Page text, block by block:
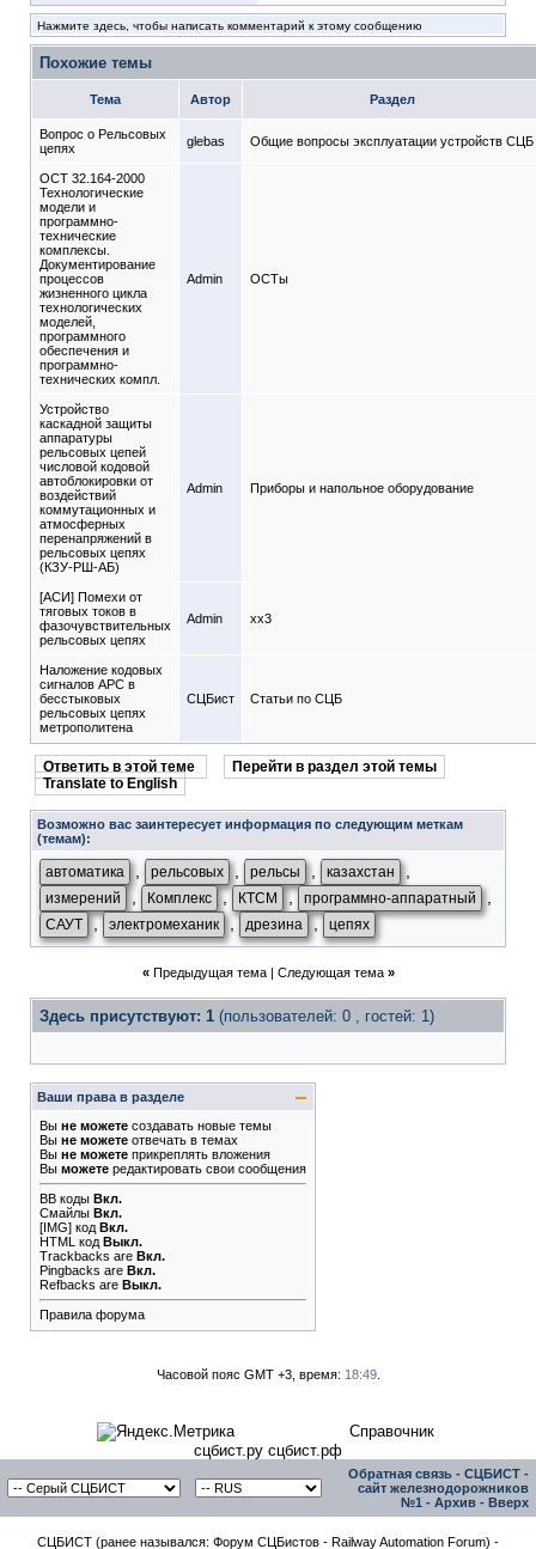
Нажмите здесь, чтобы написать комментарий к этому сообщению
Похожие темы
Тема Автор Раздел
Вопрос о Рельсовых
цепях
glebas Общие вопросы эксплуатации устройств СЦБ
ОСТ 32.164-2000
Технологические
модели и
программно-
технические
комплексы.
Документирование
процессов
жизненного цикла
технологических
моделей,
программного
обеспечения и
программно-
технических компл.
Admin ОСТы
Устройство
каскадной защиты
аппаратуры
рельсовых цепей
числовой кодовой
автоблокировки от
воздействий
коммутационных и
атмосферных
перенапряжений в
рельсовых цепях
(КЗУ-РШ-АБ)
Admin Приборы и напольное оборудование
[АСИ] Помехи от
тяговых токов в
фазочувствительных
рельсовых цепях
Admin xx3
Наложение кодовых
сигналов АРС в
бесстыковых
рельсовых цепях
метрополитена
СЦБист Статьи по СЦБ
Ответить в этой теме
Перейти в раздел этой темы
Translate to English
Возможно вас заинтересует информация по следующим меткам
(темам):
автоматика рельсовых рельсы казахстан
измерений Комплекс , КТСМ , программно-аппаратный
САУТ , электромеханик , дрезина , цепях
« Предыдущая тема| Следующая тема »
Здесь присутствуют: 1 (пользователей: 0 , гостей: 1)
Ваши права в разделе
Вы не можете создавать новые темы
Вы не можете отвечать в темах
Вы не можете прикреплять вложения
Вы можете редактировать свои сообщения
BB коды Вкл.
Смайлы Вкл.
[IMG] код Вкл.
HTML код Выкл.
Trackbacks are Вкл.
Pingbacks are Вкл.
Refbacks are Выкл.
Правила форума
Часовой пояс GMT +3, время: 18:49.
Справочник
сцбист.ру сцбист.рф
Обратная связь - СЦБИСТ -
сайт железнодорожников
№1 - Архив - Вверх
СЦБИСТ (ранее назывался: Форум СЦБистов - Railway Automation Forum) -